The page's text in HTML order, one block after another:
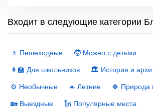
Входит в следующие категории
🚶 Пешеходные
🧒 Можно с детьми
👩‍🏫 Для школьников
🏛 История и
⚙️ Необычные
☀️ Летние
🍀 Природа
🏡 Выездные
🗽 Популярные места